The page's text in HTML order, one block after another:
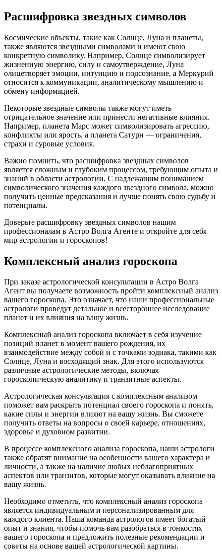
Расшифровка звездных символов
Космические объекты, такие как Солнце, Луна и планеты,
также являются звездными символами и имеют свою
конкретную символику. Например, Солнце символизирует
жизненную энергию, силу и самоутверждение, Луна
олицетворяет эмоции, интуицию и подсознание, а Меркурий
относится к коммуникации, аналитическому мышлению и
обмену информацией.
Некоторые звездные символы также могут иметь
отрицательное значение или принести негативные влияния.
Например, планета Марс может символизировать агрессию,
конфликты или ярость, а планета Сатурн — ограничения,
страхи и суровые условия.
Важно помнить, что расшифровка звездных символов
является сложным и глубоким процессом, требующим опыта и
знаний в области астрологии. С надлежащим пониманием
символического значения каждого звездного символа, можно
получить ценные предсказания и лучше понять свою судьбу и
потенциалы.
Доверьте расшифровку звездных символов нашим
профессионалам в Астро Волга Агенте и откройте для себя
мир астрологии и гороскопов!
Комплексный анализ гороскопа
При заказе астрологической консультации в Астро Волга
Агент вы получаете возможность пройти комплексный анализ
вашего гороскопа. Это означает, что наши профессиональные
астрологи проведут детальное и всестороннее исследование
планет и их влияния на вашу жизнь.
Комплексный анализ гороскопа включает в себя изучение
позиций планет в момент вашего рождения, их
взаимодействие между собой и с точками зодиака, такими как
Солнце, Луна и восходящий знак. Для этого используются
различные астрологические методы, включая
гороскопическую аналитику и транзитные аспекты.
Астрологическая консультация с комплексным анализом
поможет вам раскрыть потенциал своего гороскопа и понять,
какие силы и энергии влияют на вашу жизнь. Вы сможете
получить ответы на вопросы о своей карьере, отношениях,
здоровье и духовном развитии.
В процессе комплексного анализа гороскопа, наши астрологи
также обратят внимание на особенности вашего характера и
личности, а также на наличие любых неблагоприятных
аспектов или транзитов, которые могут оказывать влияние на
вашу жизнь.
Необходимо отметить, что комплексный анализ гороскопа
является индивидуальным и персонализированным для
каждого клиента. Наша команда астрологов имеет богатый
опыт и знания, чтобы помочь вам разобраться в тонкостях
вашего гороскопа и предложить полезные рекомендации и
советы на основе вашей астрологической картины.